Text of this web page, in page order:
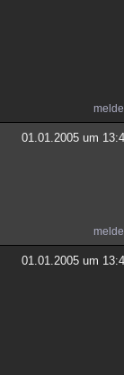
01.01.2005 um
01.01.2005 um